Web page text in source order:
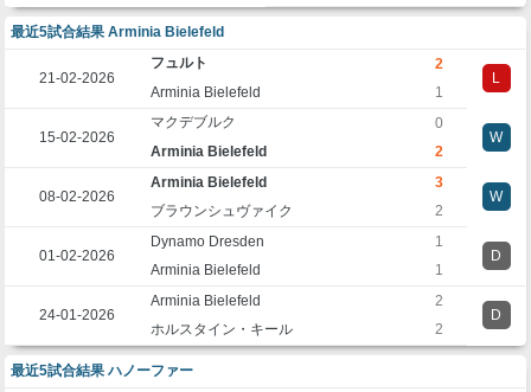
最近5試合結果 Arminia Bielefeld
21-02-2026
フュルト
2
L
Arminia Bielefeld
1
15-02-2026
マクデブルク
0
W
Arminia Bielefeld
2
08-02-2026
Arminia Bielefeld
3
W
ブラウンシュヴァイク
2
01-02-2026
Dynamo Dresden
1
D
Arminia Bielefeld
1
24-01-2026
Arminia Bielefeld
2
D
ホルスタイン・キール
2
最近5試合結果 ハノーファー